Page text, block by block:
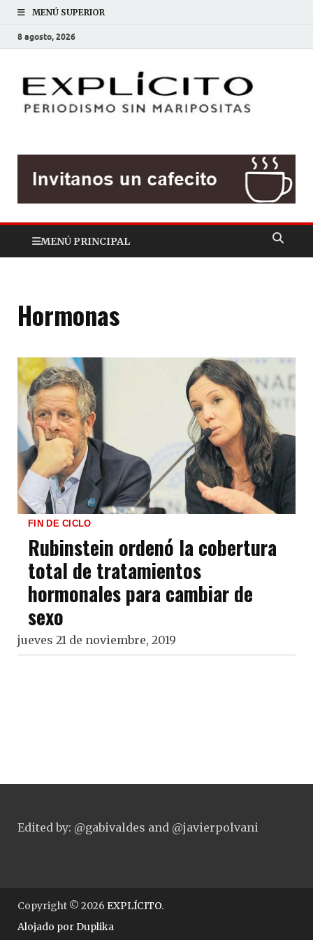
MENÚ SUPERIOR
8 agosto, 2026
MENÚ PRINCIPAL
Hormonas
FIN DE CICLO
Rubinstein ordenó la cobertura
total de tratamientos
hormonales para cambiar de
sexo
jueves 21 de noviembre, 2019
Edited by: @gabivaldes and @javierpolvani
Copyright © 2026 EXPLÍCITO.
Alojado porDuplika